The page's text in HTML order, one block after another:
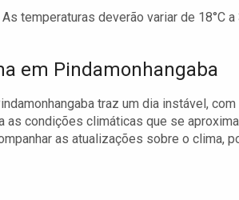
As temperaturas deverão variar de 18°C
em Pindamonhangaba
traz um dia instável,
as condições climáticas que se
as atualizações sobre o clima,